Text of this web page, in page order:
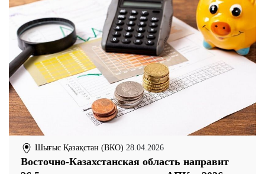
Шығыс Қазақстан (ВКО) 28.04.2026
Восточно-Казахстанская область направит